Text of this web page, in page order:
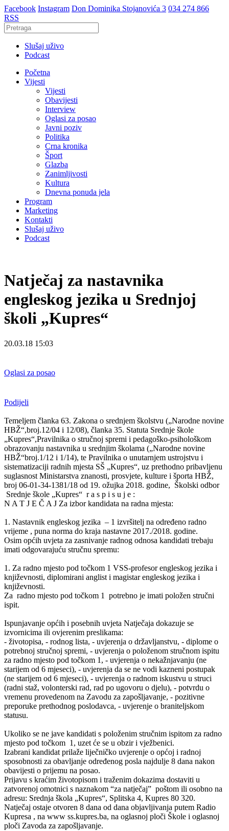
Facebook Instagram Don Dominika Stojanovića 3 034 274 866
RSS
Slušaj uživo
Podcast
Početna
Vijesti
Vijesti
Obavijesti
Interview
Oglasi za posao
Javni poziv
Politika
Crna kronika
Šport
Glazba
Zanimljivosti
Kultura
Dnevna ponuda jela
Program
Marketing
Kontakti
Slušaj uživo
Podcast
Natječaj za nastavnika
engleskog jezika u Srednjoj
školi „Kupres“
20.03.18 15:03
Oglasi za posao
Podijeli
Temeljem članka 63. Zakona o srednjem školstvu („Narodne novine
HBŽ“,broj.12/04 i 12/08), članka 35. Statuta Srednje škole
„Kupres“,Pravilnika o stručnoj spremi i pedagoško-psihološkom
obrazovanju nastavnika u srednjim školama („Narodne novine
HBŽ“broj.1/12 i 1/14), te Pravilnika o unutarnjem ustrojstvu i
sistematizaciji radnih mjesta SŠ „Kupres“, uz prethodno pribavljenu
suglasnost Ministarstva znanosti, prosvjete, kulture i športa HBŽ,
broj 06-01-34-1381/18 od 19. ožujka 2018. godine, Školski odbor
Srednje škole „Kupres“ r a s p i s u j e :
N A T J E Č A J Za izbor kandidata na radna mjesta:
1. Nastavnik engleskog jezika – 1 izvršitelj na određeno radno
vrijeme , puna norma do kraja nastavne 2017./2018. godine.
Osim općih uvjeta za zasnivanje radnog odnosa kandidati trebaju
imati odgovarajuću stručnu spremu:
1. Za radno mjesto pod točkom 1 VSS-profesor engleskog jezika i
književnosti, diplomirani anglist i magistar engleskog jezika i
književnosti.
Za radno mjesto pod točkom 1 potrebno je imati položen stručni
ispit.
Ispunjavanje općih i posebnih uvjeta Natječaja dokazuje se
izvornicima ili ovjerenim preslikama:
- životopisa, - rodnog lista, - uvjerenja o državljanstvu, - diplome o
potrebnoj stručnoj spremi, - uvjerenja o položenom stručnom ispitu
za radno mjesto pod točkom 1, - uvjerenja o nekažnjavanju (ne
starijem od 6 mjeseci), - uvjerenja da se ne vodi kazneni postupak
(ne starijem od 6 mjeseci), - uvjerenja o radnom iskustvu u struci
(radni staž, volonterski rad, rad po ugovoru o djelu), - potvrdu o
vremenu provedenom na Zavodu za zapošljavanje, - pozitivne
preporuke prethodnog poslodavca, - uvjerenje o braniteljskom
statusu.
Ukoliko se ne jave kandidati s položenim stručnim ispitom za radno
mjesto pod točkom 1, uzet će se u obzir i vježbenici.
Izabrani kandidat prilaže liječničko uvjerenje o općoj i radnoj
sposobnosti za obavljanje određenog posla najdulje 8 dana nakon
obavijesti o prijemu na posao.
Prijavu s kraćim životopisom i traženim dokazima dostaviti u
zatvorenoj omotnici s naznakom “za natječaj” poštom ili osobno na
adresu: Srednja škola „Kupres“, Splitska 4, Kupres 80 320.
Natječaj ostaje otvoren 8 dana od dana objavljivanja putem Radio
Kupresa , na www ss.kupres.ba, na oglasnoj ploči Škole i oglasnoj
ploči Zavoda za zapošljavanje.